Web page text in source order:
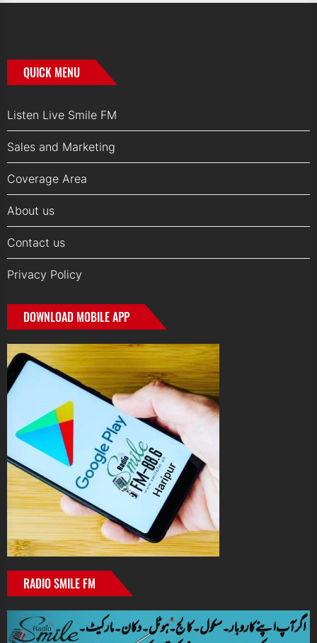
QUICK MENU
Listen Live Smile FM
Sales and Marketing
Coverage Area
About us
Contact us
Privacy Policy
DOWNLOAD MOBILE APP
RADIO SMILE FM